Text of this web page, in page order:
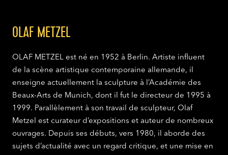
OLAF METZEL
OLAF METZEL est né en 1952 à Berlin. Artiste influent
de la scène artistique contemporaine allemande, il
enseigne actuellement la sculpture à l’Académie des
Beaux-Arts de Munich, dont il fut le directeur de 1995 à
1999. Parallèlement à son travail de sculpteur, Olaf
Metzel est curateur d’expositions et auteur de nombreux
ouvrages. Depuis ses débuts, vers 1980, il aborde des
sujets d’actualité avec un regard critique, et une mise en